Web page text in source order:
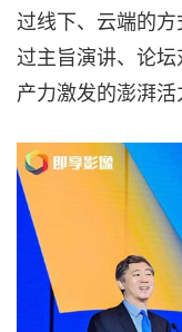
过线下、云端的
过主旨演讲、论
产力激发的澎湃活